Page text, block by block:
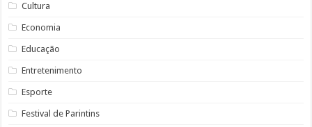
Cultura
Economia
Educação
Entretenimento
Esporte
Festival de Parintins